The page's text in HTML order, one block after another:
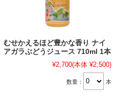
むせかえるほど豊かな香り ナイ
アガラぶどうジュース 710ml 1本
¥2,700(本体 ¥2,500)
数量： 本